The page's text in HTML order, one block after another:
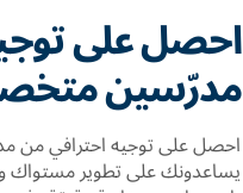
احصل على
مدرّسين
احصل على توجيه احترافي
يساعدونك على تطوير